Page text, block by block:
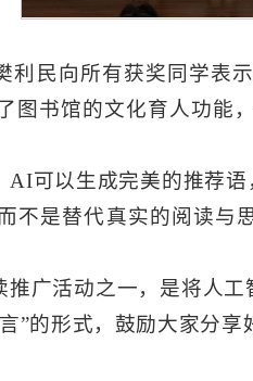
利民向所有获奖同学表
图书馆的文化育人功能
AI可以生成完美的推荐
不是替代真实的阅读与
广活动之一，是将人
”的形式，鼓励大家分